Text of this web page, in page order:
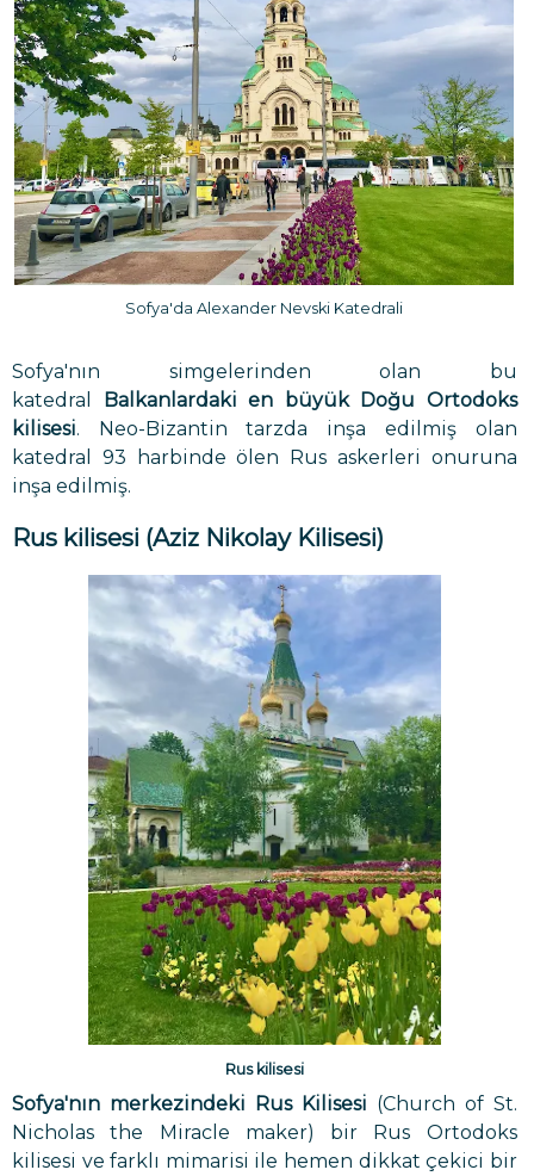
Sofya'da Alexander Nevski Katedrali
Sofya'nın simgelerinden olan bu
katedral
Balkanlardaki en büyük Doğu Ortodoks
kilisesi. Neo-Bizantin tarzda inşa edilmiş olan
katedral 93 harbinde ölen Rus askerleri onuruna
inşa edilmiş.
Rus kilisesi (Aziz Nikolay Kilisesi)
Rus kilisesi
Sofya'nın merkezindeki Rus Kilisesi (Church of St.
Nicholas the Miracle maker) bir Rus Ortodoks
kilisesi ve farklı mimarisi ile hemen dikkat çekici bir